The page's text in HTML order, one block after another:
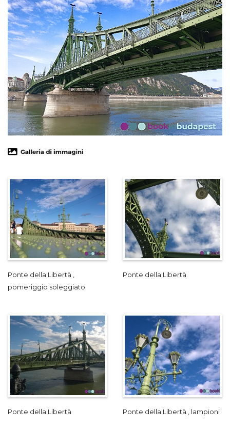
Ponte della Libertà ,
pomeriggio soleggiato
Ponte della Libertà
Ponte della Libertà Ponte della Libertà , lampioni